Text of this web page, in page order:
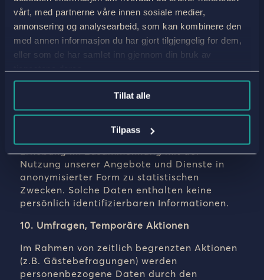
vårt, med partnerne våre innen sosiale medier,
annonsering og analysearbeid, som kan kombinere den
med annen informasjon du har gjort tilgjengelig for dem,
eller som de har samlet inn gjennom din bruk av
tjenestene deres.
Tillat alle
Tilpass
Telefonnummer, Anschrift, Land. Sie können
der Verarbeitung personenbezogener Daten
zu diesem Zweck jederzeit widersprechen,
entweder bei der Eingabe Ihrer Daten oder
durch nachträgliche Zusendung einer E-Mail
9. Weitergabe von Daten
Wir behalten uns vor, gesammelte,
allgemein-demographische Daten an unsere
Partner weiterzugeben – dies gilt für die
Erhebung im Zusammenhang mit der
Nutzung unserer Angebote und Dienste in
anonymisierter Form zu statistischen
Zwecken. Solche Daten enthalten keine
persönlich identifizierbaren Informationen.
10. Umfragen, Temporäre Aktionen
Im Rahmen von zeitlich begrenzten Aktionen
(z.B. Gästebefragungen) werden
personenbezogene Daten durch den